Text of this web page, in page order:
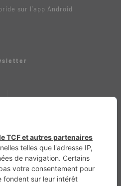
sur l’app Android